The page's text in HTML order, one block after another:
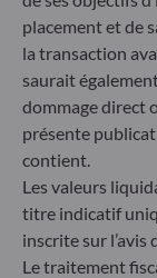
Gallusanlage 8
60329 Frankfurt
Allemagne
+49 (0) 69 920 50 0
Société de Gestion
Bundesanstalt für
Enregistrement
Düsseldorf
placement et de
la transaction
saurait
dommage direct
présente
contient.
Les valeurs
titre indicatif
inscrite sur l’avis
Le traitement